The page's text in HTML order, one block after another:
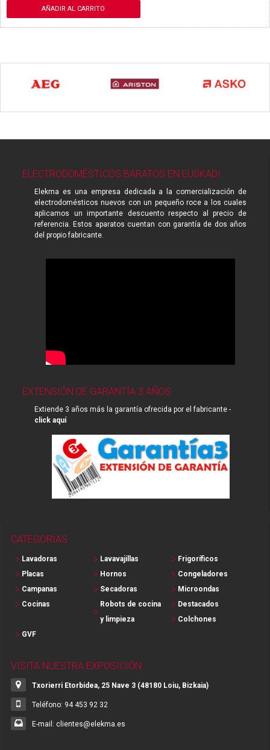
AÑADIR AL CARRITO
ELECTRODOMÉSTICOS BARATOS EN EUSKADI
Elekma es una empresa dedicada a la comercialización de
electrodomésticos nuevos con un pequeño roce a los cuales
aplicamos un importante descuento respecto al precio de
referencia. Estos aparatos cuentan con garantía de dos años
del propio fabricante.
EXTENSIÓN DE GARANTÍA 3 AÑOS
Extiende 3 años más la garantía ofrecida por el fabricante -
click aquí
CATEGORÍAS
Lavadoras Lavavajillas
Frigoríficos
Placas
Hornos
Congeladores
Campanas
Secadoras
Microondas
Cocinas
Robots de cocina
y limpieza
Destacados
Colchones
GVF
VISITA NUESTRA EXPOSICIÓN
Txorierri Etorbidea, 25 Nave 3 (48180 Loiu, Bizkaia)
Teléfono: 94 453 92 32
E-mail: clientes@elekma.es